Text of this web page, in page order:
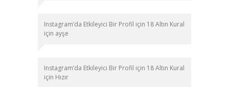
Instagram’da Etkileyici Bir Profil için 18 Altın Kural
için ayşe
Instagram’da Etkileyici Bir Profil için 18 Altın Kural
için Hızır